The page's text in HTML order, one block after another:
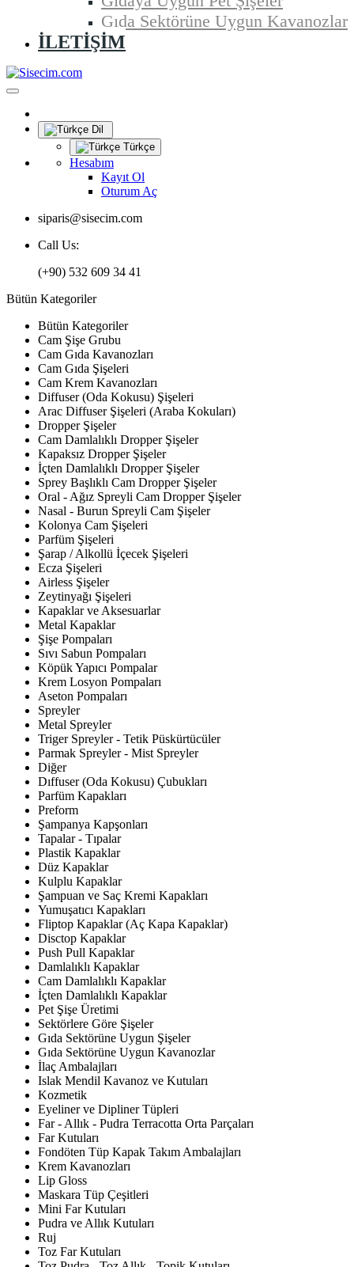
Gıda Sektörüne Uygun Kavanozlar
İLETIŞIM
Dil
Türkçe
Hesabım
Kayıt Ol
Oturum Aç
siparis@sisecim.com
Call Us:
(+90) 532 609 34 41
Bütün Kategoriler
Bütün Kategoriler
Cam Şişe Grubu
Cam Gıda Kavanozları
Cam Gıda Şişeleri
Cam Krem Kavanozları
Diffuser (Oda Kokusu) Şişeleri
Arac Diffuser Şişeleri (Araba Kokuları)
Dropper Şişeler
Cam Damlalıklı Dropper Şişeler
Kapaksız Dropper Şişeler
İçten Damlalıklı Dropper Şişeler
Sprey Başlıklı Cam Dropper Şişeler
Oral - Ağız Spreyli Cam Dropper Şişeler
Nasal - Burun Spreyli Cam Şişeler
Kolonya Cam Şişeleri
Parfüm Şişeleri
Şarap / Alkollü İçecek Şişeleri
Ecza Şişeleri
Airless Şişeler
Zeytinyağı Şişeleri
Kapaklar ve Aksesuarlar
Metal Kapaklar
Şişe Pompaları
Sıvı Sabun Pompaları
Köpük Yapıcı Pompalar
Krem Losyon Pompaları
Aseton Pompaları
Spreyler
Metal Spreyler
Triger Spreyler - Tetik Püskürtücüler
Parmak Spreyler - Mist Spreyler
Diğer
Dıffuser (Oda Kokusu) Çubukları
Parfüm Kapakları
Preform
Şampanya Kapşonları
Tapalar - Tıpalar
Plastik Kapaklar
Düz Kapaklar
Kulplu Kapaklar
Şampuan ve Saç Kremi Kapakları
Yumuşatıcı Kapakları
Fliptop Kapaklar (Aç Kapa Kapaklar)
Disctop Kapaklar
Push Pull Kapaklar
Damlalıklı Kapaklar
Cam Damlalıklı Kapaklar
İçten Damlalıklı Kapaklar
Pet Şişe Üretimi
Sektörlere Göre Şişeler
Gıda Sektörüne Uygun Şişeler
Gıda Sektörüne Uygun Kavanozlar
İlaç Ambalajları
Islak Mendil Kavanoz ve Kutuları
Kozmetik
Eyeliner ve Dipliner Tüpleri
Far - Allık - Pudra Terracotta Orta Parçaları
Far Kutuları
Fondöten Tüp Kapak Takım Ambalajları
Krem Kavanozları
Lip Gloss
Maskara Tüp Çeşitleri
Mini Far Kutuları
Pudra ve Allık Kutuları
Ruj
Toz Far Kutuları